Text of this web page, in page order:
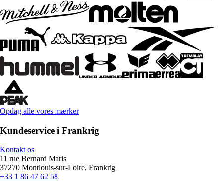
Opdag alle vores mærker
Kundeservice i Frankrig
Kontakt os
11 rue Bernard Maris
37270 Montlouis-sur-Loire, Frankrig
+33 1 86 47 62 58